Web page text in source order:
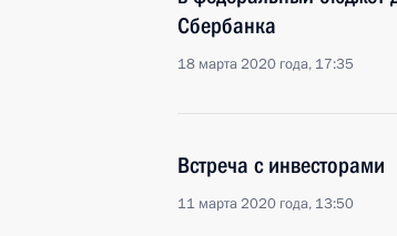
Сбербанка
18 марта 2020 года, 17:35
Встреча с инвесторами
11 марта 2020 года, 13:50